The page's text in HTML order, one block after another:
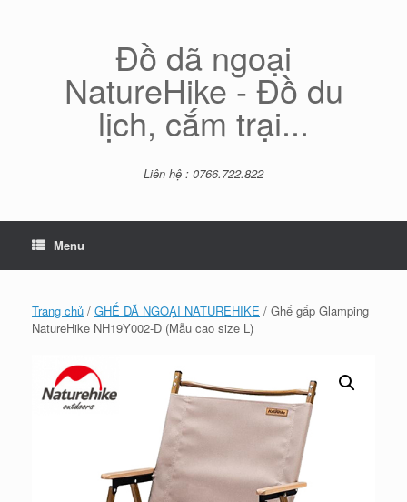
Đồ dã ngoại
NatureHike - Đồ du
lịch, cắm trại...
Liên hệ : 0766.722.822
Menu
Trang chủ / GHẾ DÃ NGOẠI NATUREHIKE / Ghế gấp Glamping
NatureHike NH19Y002-D (Mẫu cao size L)